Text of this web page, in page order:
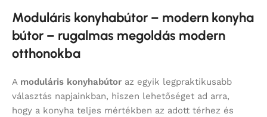
Moduláris konyhabútor – modern konyha
bútor – rugalmas megoldás modern
otthonokba
A moduláris konyhabútor az egyik legpraktikusabb
választás napjainkban, hiszen lehetőséget ad arra,
hogy a konyha teljes mértékben az adott térhez és